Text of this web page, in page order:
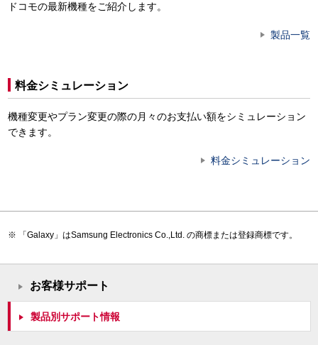
ドコモの最新機種をご紹介します。
製品一覧
料金シミュレーション
機種変更やプラン変更の際の月々のお支払い額をシミュレーション
できます。
料金シミュレーション
「Galaxy」はSamsung Electronics Co.,Ltd. の商標または登録商標です。
お客様サポート
製品別サポート情報